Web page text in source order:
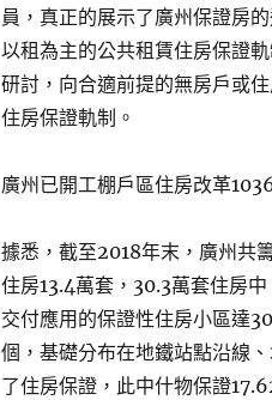
員，真正的展示了廣州保證房
以租為主的公共租賃住房保證
研討，向合適前提的無房戶或
住房保證軌制。
廣州已開工棚戶區住房改革
據悉，截至2018年末，廣州共
住房13.4萬套，30.3萬套住房
交付應用的保證性住房小區達
個，基礎分布在地鐵站點沿線
了住房保證，此中什物保證